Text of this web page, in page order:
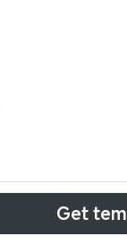
« Page d'Accueil
web d'un collège,
Get